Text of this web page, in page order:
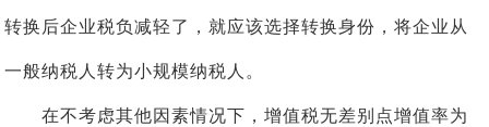
转换后企业税负减轻了，就应该选择转换身份，将企业从
一般纳税人转为小规模纳税人。
在不考虑其他因素情况下，增值税无差别点增值率为